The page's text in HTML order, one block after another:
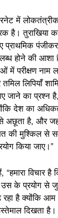
में
है। तुराखिया
प्राथमिक
होने की
में परीक्षण
तमिल लिपियाँ
जाने का
देश का
है, और जहाँ
की मुश्किल से
किया जाए।”
विचार
उस के प्रयोग से
रहा है क्योंकि
दिखता